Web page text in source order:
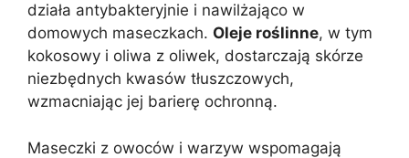
działa antybakteryjnie i nawilżająco w
domowych maseczkach. Oleje roślinne, w tym
kokosowy i oliwa z oliwek, dostarczają skórze
niezbędnych kwasów tłuszczowych,
wzmacniając jej barierę ochronną.
Maseczki z owoców i warzyw wspomagają